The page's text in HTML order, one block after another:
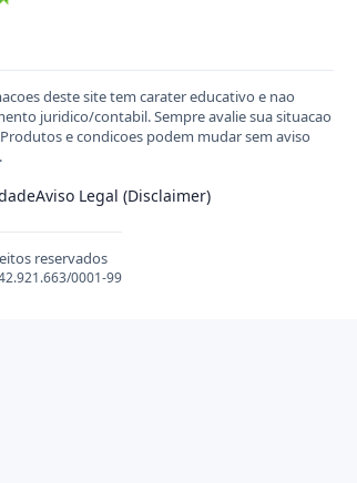
deste site tem carater educativo e nao
juridico/contabil. Sempre avalie sua situacao
e condicoes podem mudar sem aviso
.
Aviso Legal (Disclaimer)
reservados
0001-99